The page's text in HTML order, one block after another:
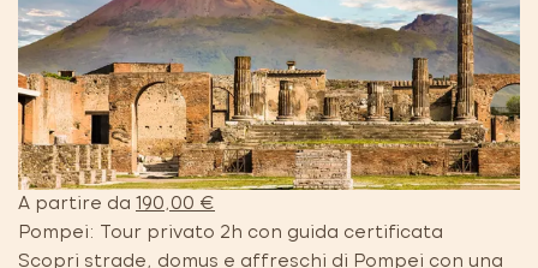
A partire da 190,00 €
Pompei: Tour privato 2h con guida certificata
Scopri strade, domus e affreschi di Pompei con una